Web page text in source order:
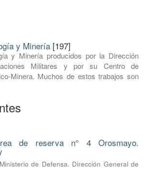
y Minería [197]
y Minería producidos por la Dirección
Militares y por su Centro de
Minera. Muchos de estos trabajos son
de reserva n° 4 Orosmayo.
Ministerio de Defensa. Dirección General de